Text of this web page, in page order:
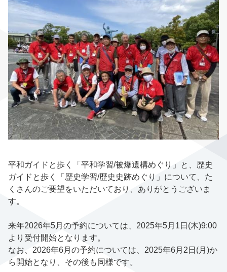
平和ガイドと歩く「平和学習/被爆遺構めぐり」と、歴史
ガイドと歩く「歴史学習/歴史史跡めぐり」について、た
くさんのご要望をいただいており、ありがとうございま
す。
来年2026年5月の予約については、2025年5月1日(木)9:00
より受付開始となります。
なお、2026年6月の予約については、2025年6月2日(月)か
ら開始となり、その後も同様です。